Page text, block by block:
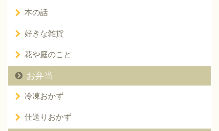
本の話
好きな雑貨
花や庭のこと
お弁当
冷凍おかず
仕送りおかず